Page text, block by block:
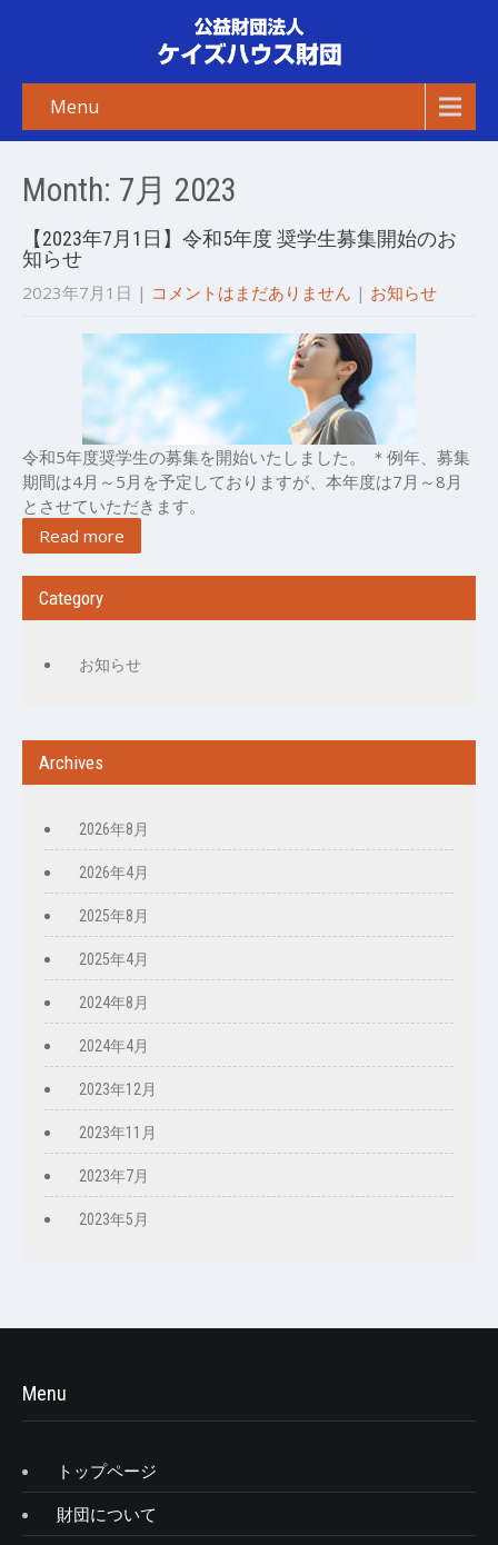
Menu
Month: 7月 2023
【2023年7月1日】令和5年度 奨学生募集開始のお
知らせ
2023年7月1日 | コメントはまだありません | お知らせ
令和5年度奨学生の募集を開始いたしました。 ＊例年、募集
期間は4月～5月を予定しておりますが、本年度は7月～8月
とさせていただきます。
Read more
Category
お知らせ
Archives
2026年8月
2026年4月
2025年8月
2025年4月
2024年8月
2024年4月
2023年12月
2023年11月
2023年7月
2023年5月
Menu
トップページ
財団について